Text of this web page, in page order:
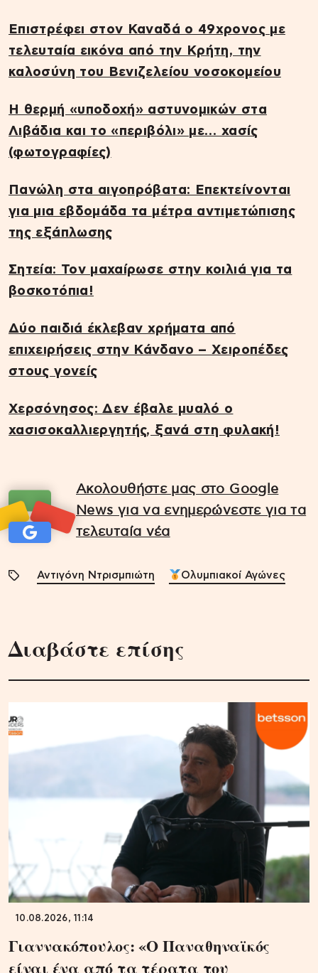
Επιστρέφει στον Καναδά ο 49χρονος με
τελευταία εικόνα από την Κρήτη, την
καλοσύνη του Βενιζελείου νοσοκομείου
Η θερμή «υποδοχή» αστυνομικών στα
Λιβάδια και το «περιβόλι» με… χασίς
(φωτογραφίες)
Πανώλη στα αιγοπρόβατα: Επεκτείνονται
για μια εβδομάδα τα μέτρα αντιμετώπισης
της εξάπλωσης
Σητεία: Τον μαχαίρωσε στην κοιλιά για τα
βοσκοτόπια!
Δύο παιδιά έκλεβαν χρήματα από
επιχειρήσεις στην Κάνδανο – Χειροπέδες
στους γονείς
Χερσόνησος: Δεν έβαλε μυαλό ο
χασισοκαλλιεργητής, ξανά στη φυλακή!
Ακολουθήστε μας στο Google
News για να ενημερώνεστε για τα
τελευταία νέα
Αντιγόνη Ντρισμπιώτη Ολυμπιακοί Αγώνες
Διαβάστε επίσης
10.08.2026, 11:14
Γιαννακόπουλος: «Ο Παναθηναϊκός
είναι ένα από τα τέρατα του